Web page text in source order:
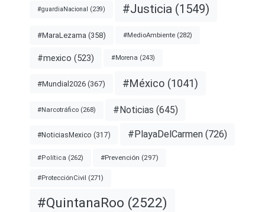
#guardiaNacional (239) #Justicia (1549)
#MaraLezama (358) #MedioAmbiente (282)
#mexico (523) #Morena (243)
#Mundial2026 (367) #México (1041)
#Narcotráfico (268) #Noticias (645)
#NoticiasMexico (317) #PlayaDelCarmen (726)
#Política (262) #Prevención (297)
#ProtecciónCivil (271)
#QuintanaRoo (2522)